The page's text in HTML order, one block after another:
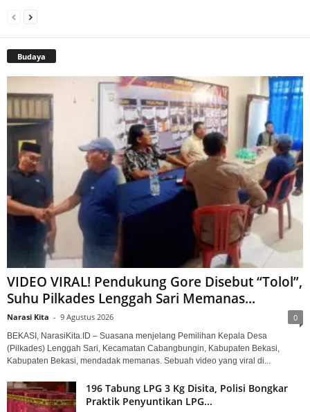
Budaya
VIDEO VIRAL! Pendukung Gore Disebut “Tolol”,
Suhu Pilkades Lenggah Sari Memanas...
Narasi Kita - 9 Agustus 2026 0
BEKASI, NarasiKita.ID – Suasana menjelang Pemilihan Kepala Desa
(Pilkades) Lenggah Sari, Kecamatan Cabangbungin, Kabupaten Bekasi,
Kabupaten Bekasi, mendadak memanas. Sebuah video yang viral di...
196 Tabung LPG 3 Kg Disita, Polisi Bongkar
Praktik Penyuntikan LPG...